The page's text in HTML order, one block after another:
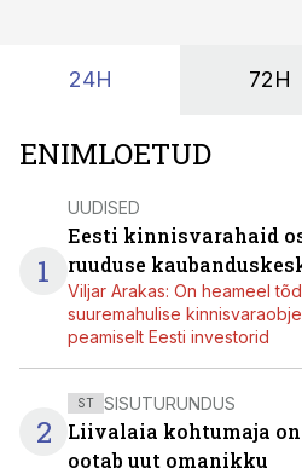
24H 72H
ENIMLOETUD
1
UUDISED
Eesti kinnisvarahaid
ruuduse
Viljar Arakas: On heameel
suuremahulise
peamiselt Eesti investorid
2
ST SISUTURUNDUS
Liivalaia kohtumaja
ootab uut omanikku